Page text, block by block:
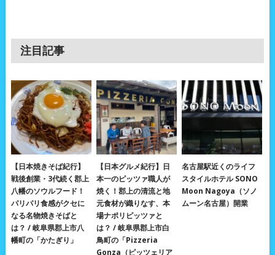
注目記事
【日本焼きそば紀行】
戦後創業・3代続く郡上
八幡のソウルフード！
パリパリ食感がクセに
なる名物焼きそばと
は？ / 岐阜県郡上市八
幡町の「かたぎり」
【日本グルメ紀行】日
本一のピッツァ職人が
焼く！郡上の清流と地
元食材が織りなす、本
場ナポリピッツァと
は？ / 岐阜県郡上市白
鳥町の「Pizzeria
Gonza（ピッツェリア
名古屋駅近くのライフ
スタイルホテル SONO
Moon Nagoya（ソノ
ムーン名古屋）開業